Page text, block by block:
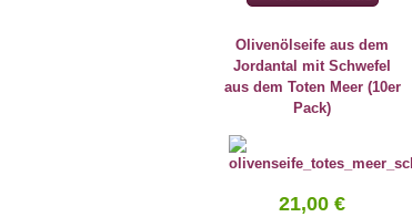
Olivenölseife aus dem
Jordantal mit Schwefel
aus dem Toten Meer (10er
Pack)
21,00 €